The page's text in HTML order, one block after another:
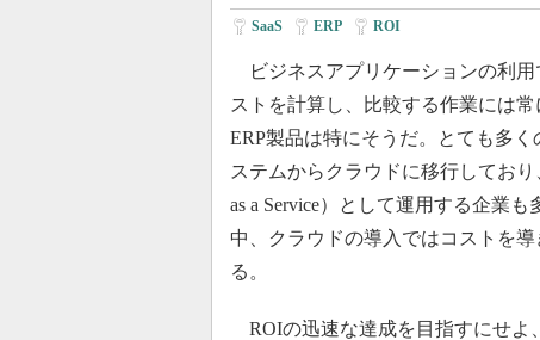
SaaS ERP ROI
ビジネスアプリケーションの利用
ストを計算し、比較する作業には常
ERP製品は特にそうだ。とても多
ステムからクラウドに移行しており
as a Service）として運用する企業
中、クラウドの導入ではコストを
る。
ROIの迅速な達成を目指すにせよ